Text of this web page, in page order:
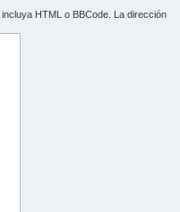
HTML o BBCode. La dirección